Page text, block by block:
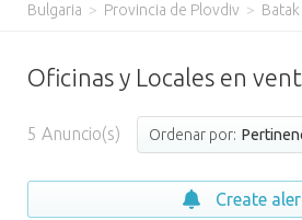
Bulgaria > Provincia de Plovdiv > Batak
Oficinas y Locales en
5 Anuncio(s) Ordenar por:
Create